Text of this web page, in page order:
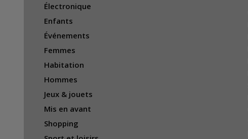
Électronique
Enfants
Événements
Femmes
Habitation
Hommes
Jeux & jouets
Mis en avant
Shopping